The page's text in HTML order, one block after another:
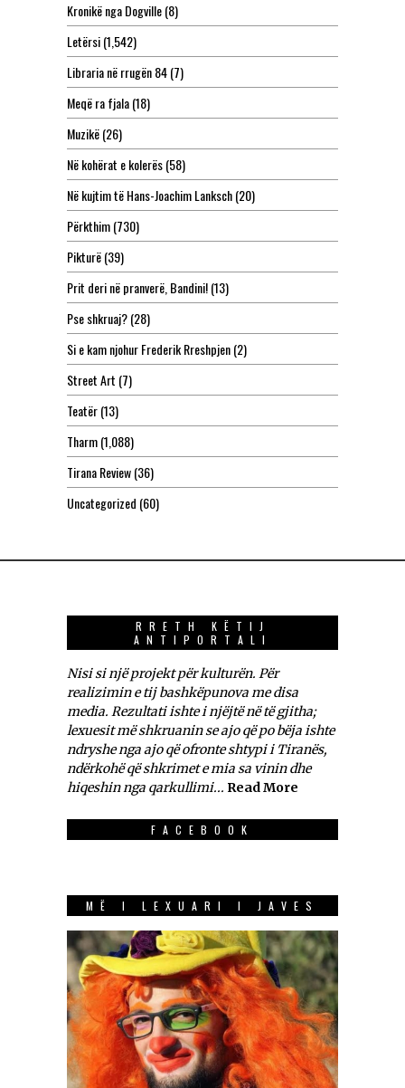
Kronikë nga Dogville(8)
Letërsi(1,542)
Libraria në rrugën 84(7)
Meqë ra fjala(18)
Muzikë(26)
Në kohërat e kolerës(58)
Në kujtim të Hans-Joachim Lanksch(20)
Përkthim(730)
Pikturë(39)
Prit deri në pranverë, Bandini!(13)
Pse shkruaj?(28)
Si e kam njohur Frederik Rreshpjen(2)
Street Art (7)
Teatër(13)
Tharm(1,088)
Tirana Review(36)
Uncategorized (60)
RRETH KËTIJ
ANTIPORTALI
Nisi si një projekt për kulturën. Për
realizimin e tij bashkëpunova me disa
media. Rezultati ishte i njëjtë në të gjitha;
lexuesit më shkruanin se ajo që po bëja ishte
ndryshe nga ajo që ofronte shtypi i Tiranës,
ndërkohë që shkrimet e mia sa vinin dhe
hiqeshin nga qarkullimi... Read More
FACEBOOK
MË I LEXUARI I JAVES